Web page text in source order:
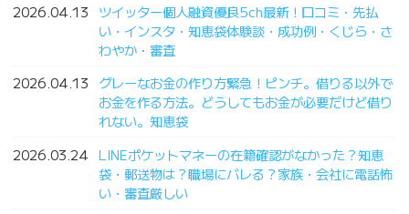
2026.04.13
ツイッター個人融資優良5ch最新！口コミ・先払
い・インスタ・知恵袋体験談・成功例・くじら・さ
わやか・審査
2026.04.13
グレーなお金の作り方緊急！ピンチ。借りる以外で
お金を作る方法。どうしてもお金が必要だけど借り
れない。知恵袋
2026.03.24 LINEポケットマネーの在籍確認がなかった？知恵
袋・郵送物は？職場にバレる？家族・会社に電話怖
い・審査厳しい